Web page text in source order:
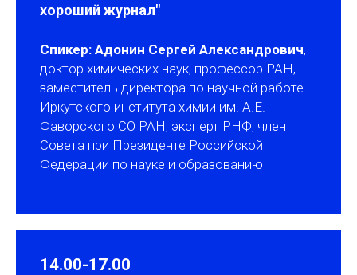
хороший журнал"
Спикер: Адонин Сергей Александрович,
доктор химических наук, профессор РАН,
заместитель директора по научной работе
Иркутского института химии им. А.Е.
Фаворского СО РАН, эксперт РНФ, член
Совета при Президенте Российской
Федерации по науке и образованию
14.00-17.00